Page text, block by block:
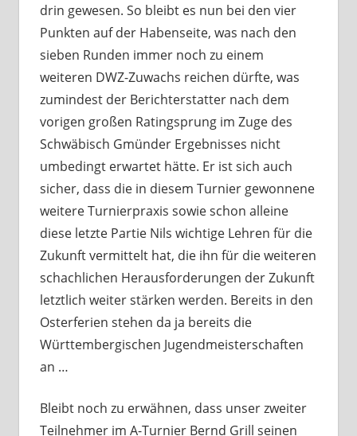
drin gewesen. So bleibt es nun bei den vier
Punkten auf der Habenseite, was nach den
sieben Runden immer noch zu einem
weiteren DWZ-Zuwachs reichen dürfte, was
zumindest der Berichterstatter nach dem
vorigen großen Ratingsprung im Zuge des
Schwäbisch Gmünder Ergebnisses nicht
umbedingt erwartet hätte. Er ist sich auch
sicher, dass die in diesem Turnier gewonnene
weitere Turnierpraxis sowie schon alleine
diese letzte Partie Nils wichtige Lehren für die
Zukunft vermittelt hat, die ihn für die weiteren
schachlichen Herausforderungen der Zukunft
letztlich weiter stärken werden. Bereits in den
Osterferien stehen da ja bereits die
Württembergischen Jugendmeisterschaften
an …
Bleibt noch zu erwähnen, dass unser zweiter
Teilnehmer im A-Turnier Bernd Grill seinen